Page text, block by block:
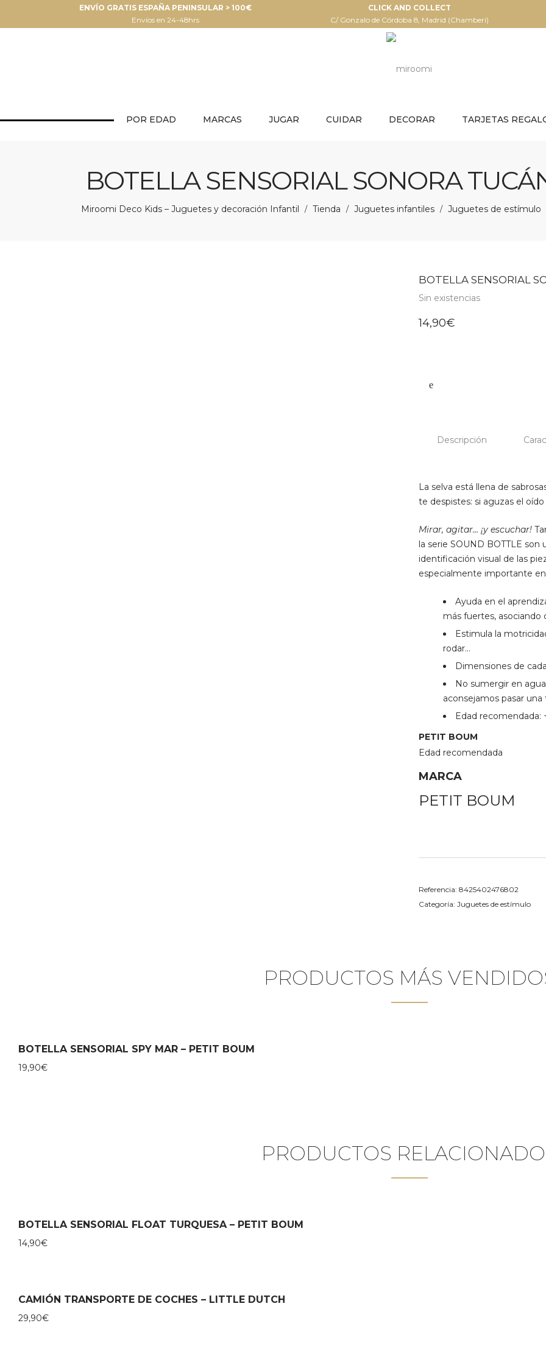
ENVÍO GRATIS ESPAÑA PENINSULAR > 100€
Envíos en 24-48hrs
CLICK AND COLLECT
C/ Gonzalo de Córdoba 8, Madrid (Chamberí)
POR EDAD MARCAS JUGAR CUIDAR DECORAR TARJETAS
BOTELLA SENSORIAL SONORA
Miroomi Deco Kids – Juguetes y decoración Infantil / Tienda / Juguetes infantiles / Juguetes de estímulo
BOTELLA SENSORIAL
Sin existencias
14,90€
Descripción
La selva está llena de
te despistes: si aguzas el
Mirar, agitar… ¡y escuchar!
la serie SOUND BOTTLE
identificación visual de las
especialmente importante
Ayuda en el
más fuertes, asociando
Estimula la
rodar…
Dimensiones de
No sumergir en
aconsejamos pasar
Edad recomendada:
PETIT BOUM
Edad recomendada
MARCA
PETIT BOUM
Referencia: 8425402476802
Categoría: Juguetes de estímulo
PRODUCTOS MÁS
BOTELLA SENSORIAL SPY MAR – PETIT BOUM
19,90€
PRODUCTOS
BOTELLA SENSORIAL FLOAT TURQUESA – PETIT BOUM
14,90€
CAMIÓN TRANSPORTE DE COCHES – LITTLE DUTCH
29,90€